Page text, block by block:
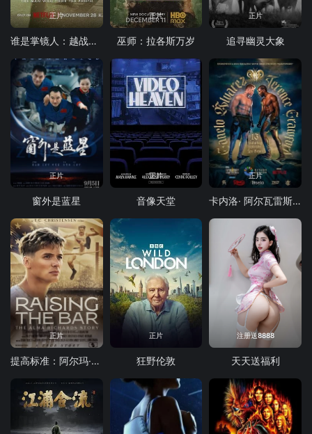
正片
谁是掌镜人：越战经典照片之谜
正片
巫师：拉各斯万岁
正片
追寻幽灵大象
正片
窗外是蓝星
正片
音像天堂
正片
卡内洛· 阿尔瓦雷斯 vs 特伦斯·克劳福德
正片
提高标准：阿尔玛·理查兹的故事
正片
狂野伦敦
注册送8888
天天送福利